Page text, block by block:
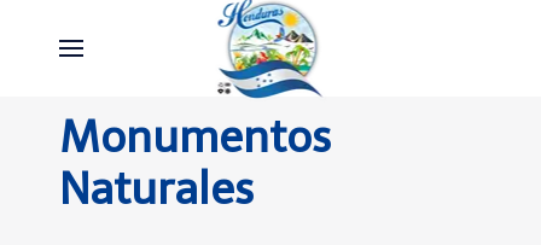
Monumentos
Naturales